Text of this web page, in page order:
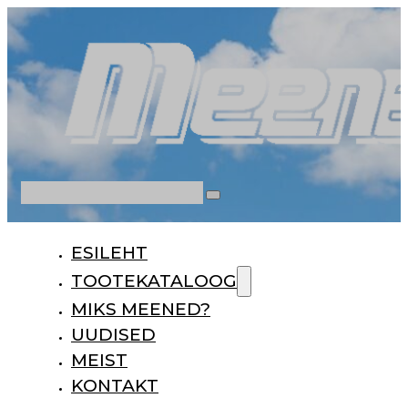
ESILEHT
TOOTEKATALOOG
MIKS MEENED?
UUDISED
MEIST
KONTAKT